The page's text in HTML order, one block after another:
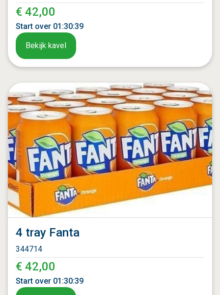
€ 42,00
Start over 01 :30:37
Bekijk kavel
4 tray Fanta
344714
€ 42,00
Start over 01 :30:37